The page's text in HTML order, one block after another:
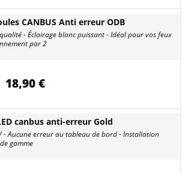
CANBUS Anti erreur ODB
- Éclairage blanc puissant - Idéal pour vos feux
par 2
18,90 €
canbus anti-erreur Gold
- Aucune erreur au tableau de bord - Installation
gamme